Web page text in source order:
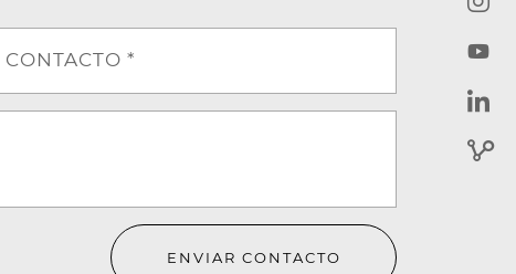
CONTACTO *
ENVIAR CONTACTO